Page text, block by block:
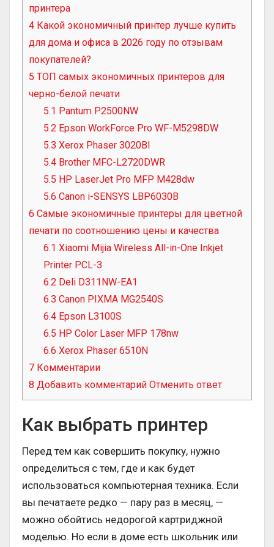
принтера
4 Какой экономичный принтер лучше купить
для дома и офиса в 2026 году по отзывам
покупателей?
5 ТОП самых экономичных принтеров для
черно-белой печати
5.1 Pantum P2500NW
5.2 Epson WorkForce Pro WF-M5298DW
5.3 Xerox Phaser 3020BI
5.4 Brother MFC-L2720DWR
5.5 HP LaserJet Pro MFP M428dw
5.6 Canon i-SENSYS LBP6030B
6 Самые экономичные принтеры для цветной
печати по соотношению цены и качества
6.1 Xiaomi Mijia Wireless All-in-One Inkjet
Printer PCL-3
6.2 Deli D311NW-EA1
6.3 Canon PIXMA MG2540S
6.4 Epson L3100S
6.5 HP Color Laser MFP 178nw
6.6 Xerox Phaser 6510N
7 Комментарии
8 Добавить комментарий Отменить ответ
Как выбрать принтер
Перед тем как совершить покупку, нужно
определиться с тем, где и как будет
использоваться компьютерная техника. Если
вы печатаете редко — пару раз в месяц, —
можно обойтись недорогой картриджной
моделью. Но если в доме есть школьник или